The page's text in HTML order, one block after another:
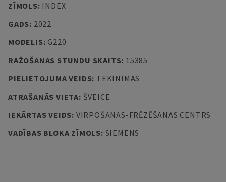
ZĪMOLS: INDEX
GADS: 2022
MODELIS: G220
RAŽOŠANAS STUNDU SKAITS: 15385
PIELIETOJUMA VEIDS: TEKINIMAS
ATRAŠANĀS VIETA: ŠVEICE
IEKĀRTAS VEIDS: VIRPOŠANAS-FRĒZĒŠANAS CENTRS
VADĪBAS BLOKA ZĪMOLS: SIEMENS